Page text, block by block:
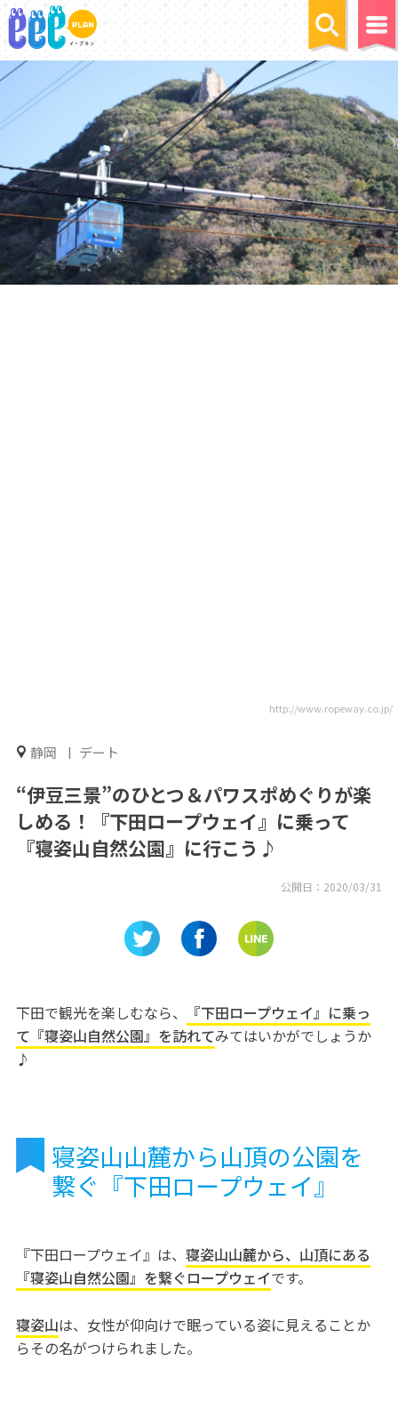
http://www.ropeway.co.jp/
静岡 デート
“伊豆三景”のひとつ＆パワスポめぐりが楽
しめる！『下田ロープウェイ』に乗って
『寝姿山自然公園』に行こう♪
公開日： 2020/03/31
下田で観光を楽しむなら、
『下田ロープウェイ』に乗っ
て『寝姿山自然公園』を訪れてみてはいかがでしょうか
♪
寝姿山山麓から山頂の公園を
繋ぐ『下田ロープウェイ』
『下田ロープウェイ』は、 寝姿山山麓から、山頂にある
『寝姿山自然公園』を繋ぐロープウェイです。
寝姿山は、女性が仰向けで眠っている姿に見えることか
らその名がつけられました。